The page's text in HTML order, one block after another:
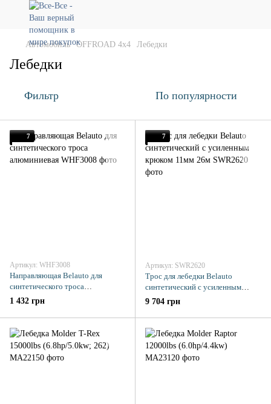
Автомобиль OFFROAD 4х4 Лебедки
Лебедки
Фильтр По популярности
7
Артикул: WHF3008
Направляющая Belauto для
синтетического троса
алюминиевая
1 432 грн
7
Артикул: SWR2620
Трос для лебедки Belauto
синтетический с усиленным
крюком 11мм 26м
9 704 грн